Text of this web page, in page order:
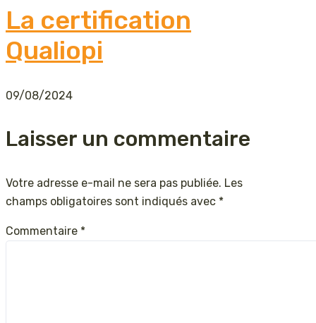
La certification
Qualiopi
09/08/2024
Laisser un commentaire
Votre adresse e-mail ne sera pas publiée. Les
champs obligatoires sont indiqués avec *
Commentaire *